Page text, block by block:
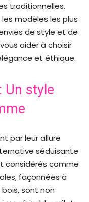
traditionnelles.
modèles les plus
de style et de
aider à choisir
et éthique.
Un style
par leur allure
séduisante
considérés comme
façonnées à
sont non